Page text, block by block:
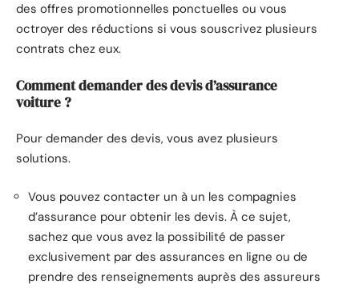
des offres promotionnelles ponctuelles ou vous
octroyer des réductions si vous souscrivez plusieurs
contrats chez eux.
Comment demander des devis d’assurance
voiture ?
Pour demander des devis, vous avez plusieurs
solutions.
Vous pouvez contacter un à un les compagnies
d’assurance pour obtenir les devis. À ce sujet,
sachez que vous avez la possibilité de passer
exclusivement par des assurances en ligne ou de
prendre des renseignements auprès des assureurs